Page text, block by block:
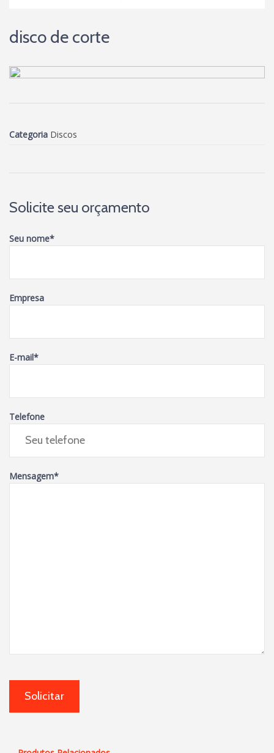
disco de corte
Categoria Discos
Solicite seu orçamento
Seu nome*
Empresa
E-mail*
Telefone
Mensagem*